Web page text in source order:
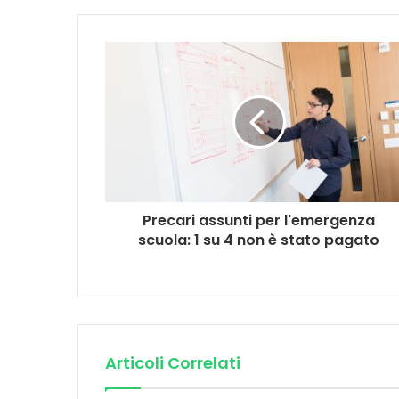
Precari assunti per l'emergenza
scuola: 1 su 4 non è stato pagato
Articoli Correlati